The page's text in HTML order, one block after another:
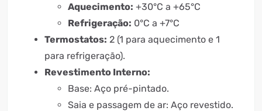
Aquecimento: +30°C a +65°C
Refrigeração: 0°C a +7°C
Termostatos: 2 (1 para aquecimento e 1
para refrigeração).
Revestimento Interno:
Base: Aço pré-pintado.
Saia e passagem de ar: Aço revestido.